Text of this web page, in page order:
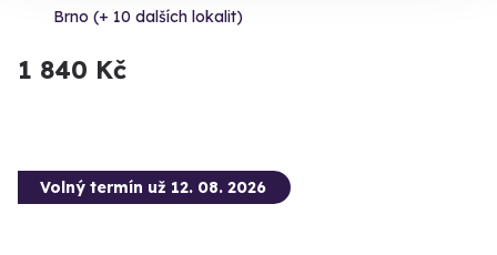
Brno (+ 10 dalších lokalit)
1 840 Kč
Volný termín už 12. 08. 2026